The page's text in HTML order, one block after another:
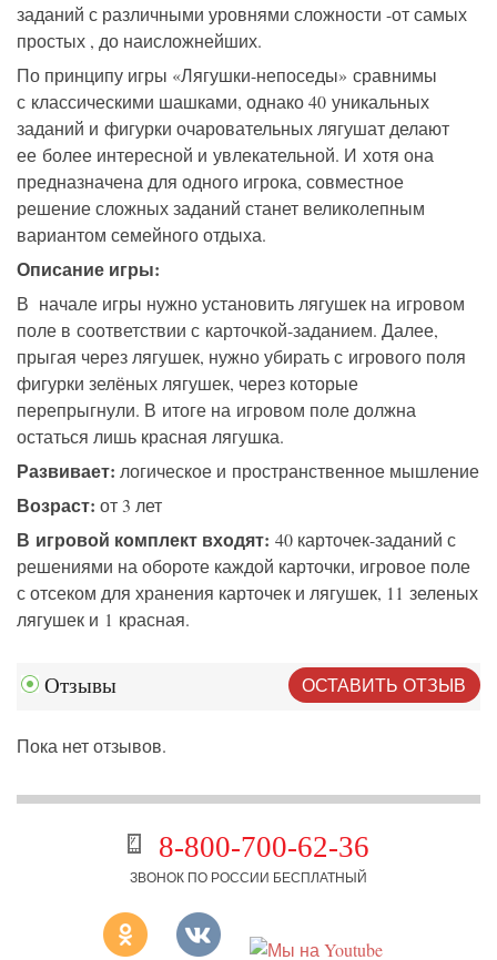
заданий с различными уровнями сложности -от самых
простых , до наисложнейших.
По принципу игры «Лягушки-непоседы» сравнимы
с классическими шашками, однако 40 уникальных
заданий и фигурки очаровательных лягушат делают
ее более интересной и увлекательной. И хотя она
предназначена для одного игрока, совместное
решение сложных заданий станет великолепным
вариантом семейного отдыха.
Описание игры:
В начале игры нужно установить лягушек на игровом
поле в соответствии с карточкой-заданием. Далее,
прыгая через лягушек, нужно убирать с игрового поля
фигурки зелёных лягушек, через которые
перепрыгнули. В итоге на игровом поле должна
остаться лишь красная лягушка.
Развивает: логическое и пространственное мышление
Возраст: от 3 лет
В игровой комплект входят: 40 карточек-заданий с
решениями на обороте каждой карточки, игровое поле
с отсеком для хранения карточек и лягушек, 11 зеленых
лягушек и 1 красная.
Отзывы ОСТАВИТЬ ОТЗЫВ
Пока нет отзывов.
8-800-700-62-36
ЗВОНОК ПО РОССИИ БЕСПЛАТНЫЙ